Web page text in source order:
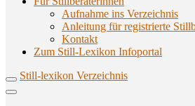
Aufnahme ins Verzeichnis
Anlei­tung für regis­trier­te
Kon­takt
Zum Still-Lexikon Infoportal
Still-lexikon Verzeichnis